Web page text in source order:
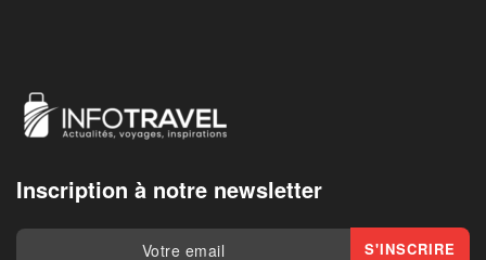
Inscription à notre newsletter